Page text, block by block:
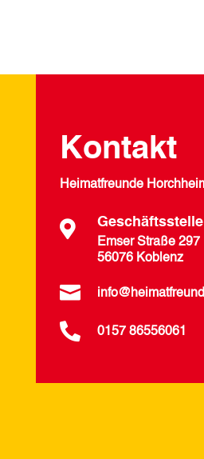
Kontakt
Heimatfreunde

Emser Straße 297
56076 Koblenz

 0157 86556061